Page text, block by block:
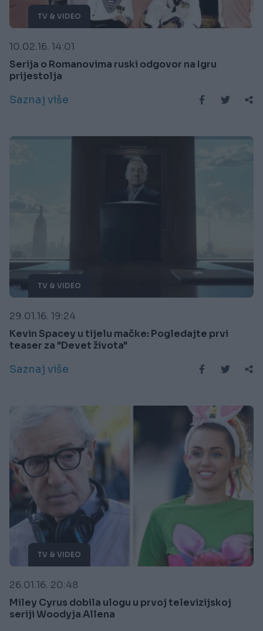
TV & VIDEO
10.02.16. 14:01
Serija o Romanovima ruski odgovor na Igru
prijestolja
Saznaj više
TV & VIDEO
29.01.16. 19:24
Kevin Spacey u tijelu mačke: Pogledajte prvi
teaser za "Devet života"
Saznaj više
TV & VIDEO
26.01.16. 20:48
Miley Cyrus dobila ulogu u prvoj televizijskoj
seriji Woodyja Allena